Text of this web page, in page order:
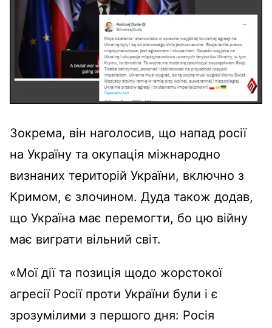
Зокрема, він наголосив, що напад росії
на Україну та окупація міжнародно
визнаних територій України, включно з
Кримом, є злочином. Дуда також додав,
що Україна має перемогти, бо цю війну
має виграти вільний світ.
«Мої дії та позиція щодо жорстокої
агресії Росії проти України були і є
зрозумілими з першого дня: Росія